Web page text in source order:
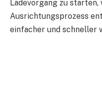
Ladevorgang zu
Ausrichtungsprozess
einfacher und schneller